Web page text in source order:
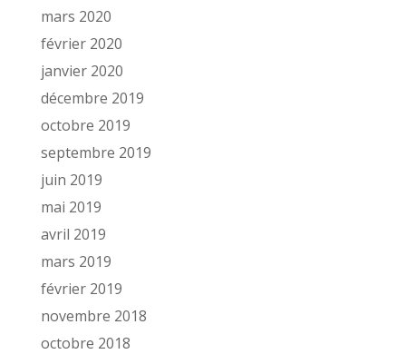
mars 2020
février 2020
janvier 2020
décembre 2019
octobre 2019
septembre 2019
juin 2019
mai 2019
avril 2019
mars 2019
février 2019
novembre 2018
octobre 2018